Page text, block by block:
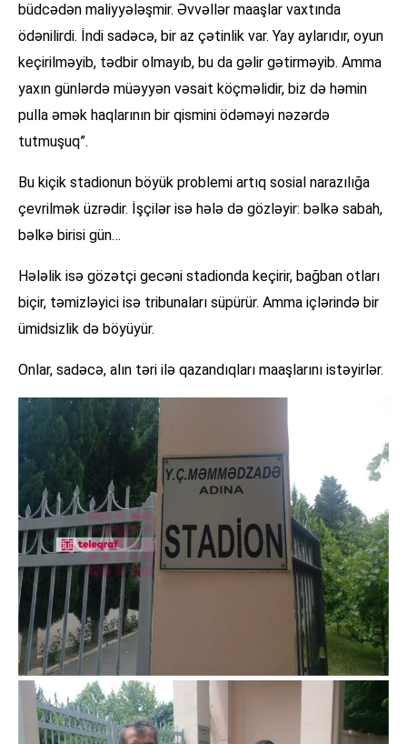
büdcədən maliyyələşmir. Əvvəllər maaşlar vaxtında
ödənilirdi. İndi sadəcə, bir az çətinlik var. Yay aylarıdır, oyun
keçirilməyib, tədbir olmayıb, bu da gəlir gətirməyib. Amma
yaxın günlərdə müəyyən vəsait köçməlidir, biz də həmin
pulla əmək haqlarının bir qismini ödəməyi nəzərdə
tutmuşuq”.
Bu kiçik stadionun böyük problemi artıq sosial narazılığa
çevrilmək üzrədir. İşçilər isə hələ də gözləyir: bəlkə sabah,
bəlkə birisi gün…
Hələlik isə gözətçi gecəni stadionda keçirir, bağban otları
biçir, təmizləyici isə tribunaları süpürür. Amma içlərində bir
ümidsizlik də böyüyür.
Onlar, sadəcə, alın təri ilə qazandıqları maaşlarını istəyirlər.